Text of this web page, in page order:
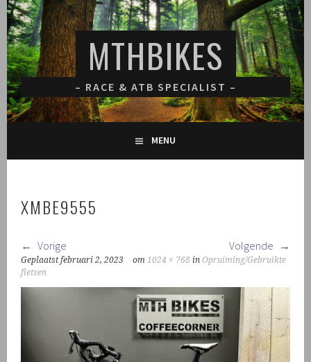
Spring
naar
inhoud
MTHBIKES
– RACE & ATB SPECIALIST –
MENU
XMBE9555
Vorige Volgende
Geplaatstfebruari 2, 2023 om1024 × 768 inOpruiming/Gebruikte
fietsen